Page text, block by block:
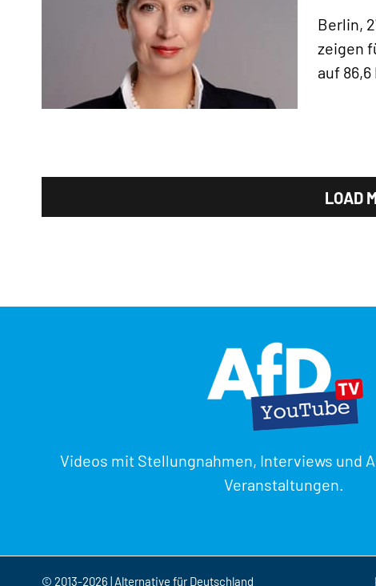
Berlin,
zeigen
auf
LOAD
Videos mit Stellungnahmen, Interviews und
Veranstaltungen.
© 2013-2026 | Alternative für Deutschland